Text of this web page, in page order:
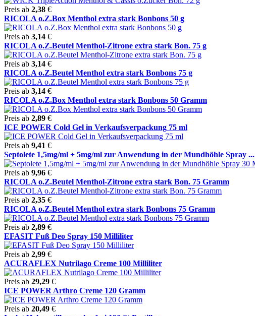
Preis ab 2,38 €
RICOLA o.Z.Box Menthol extra stark Bonbons 50 g
Preis ab 3,14 €
RICOLA o.Z.Beutel Menthol-Zitrone extra stark Bon. 75 g
Preis ab 3,14 €
RICOLA o.Z.Beutel Menthol extra stark Bonbons 75 g
Preis ab 3,14 €
RICOLA o.Z.Box Menthol extra stark Bonbons 50 Gramm
Preis ab 2,89 €
ICE POWER Cold Gel in Verkaufsverpackung 75 ml
Preis ab 9,41 €
Septolete 1,5mg/ml + 5mg/ml zur Anwendung in der Mundhöhle Spray ...
Preis ab 9,96 €
RICOLA o.Z.Beutel Menthol-Zitrone extra stark Bon. 75 Gramm
Preis ab 2,35 €
RICOLA o.Z.Beutel Menthol extra stark Bonbons 75 Gramm
Preis ab 2,89 €
EFASIT Fuß Deo Spray 150 Milliliter
Preis ab 2,99 €
ACURAFLEX Nutrilago Creme 100 Milliliter
Preis ab 29,29 €
ICE POWER Arthro Creme 120 Gramm
Preis ab 20,49 €